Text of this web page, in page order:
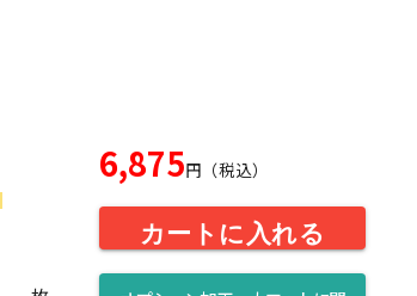
6,875円（税込）
カートに入れる